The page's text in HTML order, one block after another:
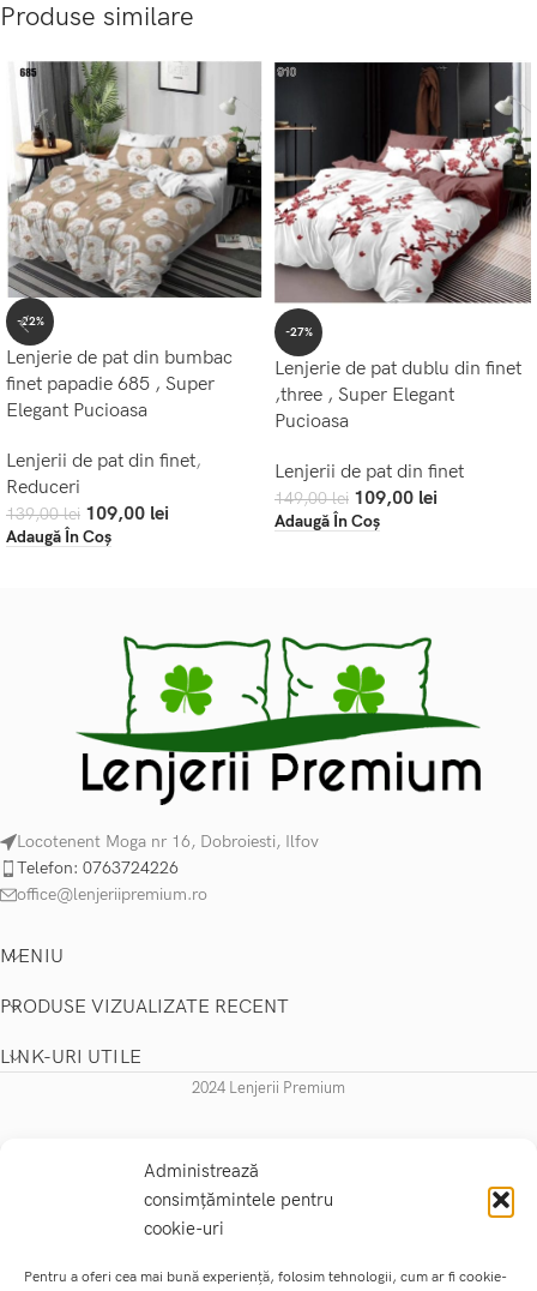
Administrează
consimțămintele pentru
cookie-uri
Pentru a oferi cea mai bună experiență, folosim tehnologii, cum ar fi cookie-
Produse similare
-22%
Lenjerie de pat din bumbac
finet papadie 685 , Super
Elegant Pucioasa
Lenjerii de pat din finet,
Reduceri
139,00lei 109,00 lei
Adaugă În Coș
-27%
Lenjerie de pat dublu din finet
,three , Super Elegant
Pucioasa
Lenjerii de pat din finet
149,00lei 109,00 lei
Adaugă În Coș
Locotenent Moga nr 16, Dobroiesti, Ilfov
Telefon: 0763724226
office@lenjeriipremium.ro
MENIU
PRODUSE VIZUALIZATE RECENT
LINK-URI UTILE
2024 Lenjerii Premium